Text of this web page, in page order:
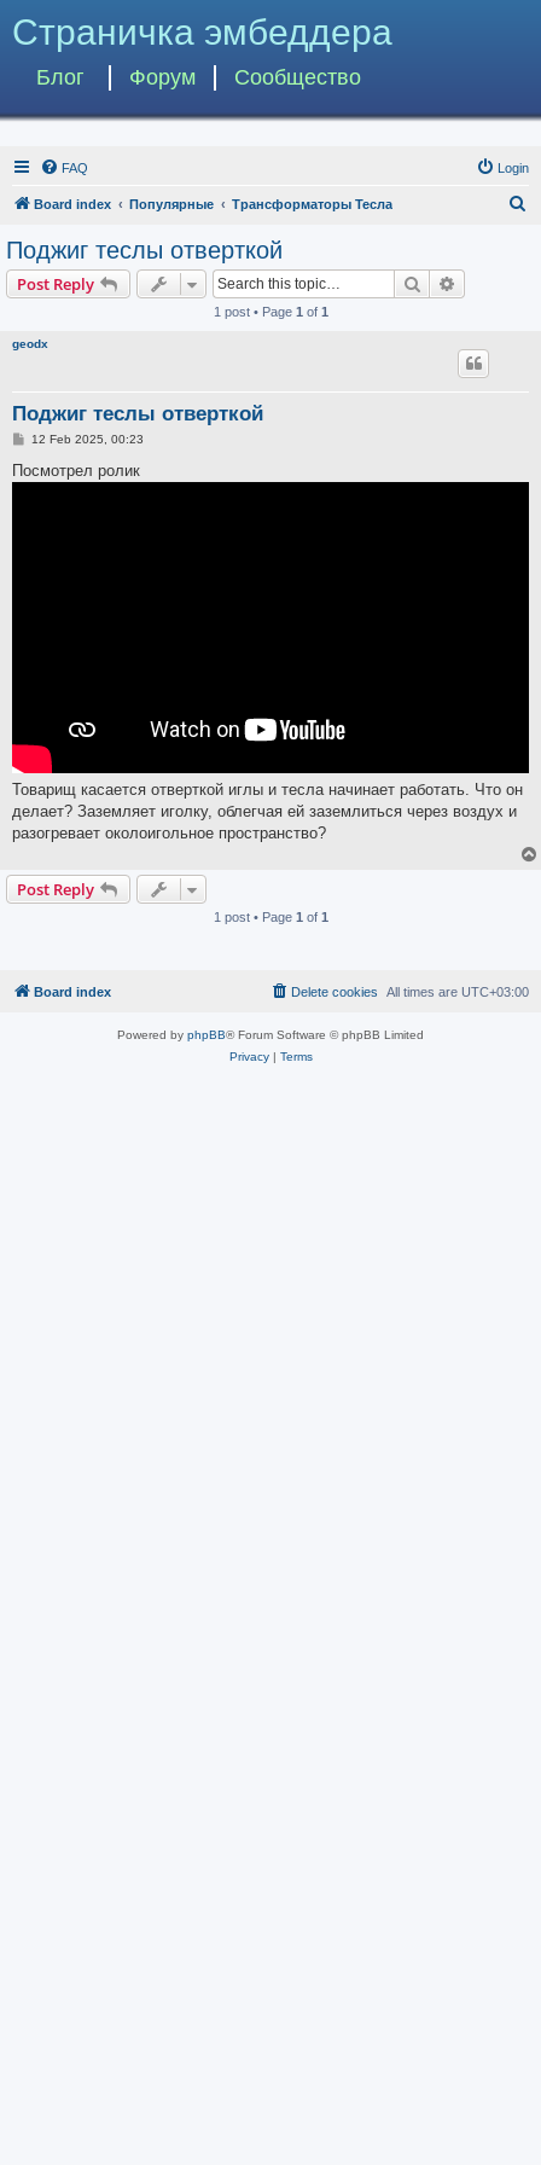
Страничка эмбеддера
Блог Форум Сообщество
FAQ Login
Board index Популярные Трансформаторы Тесла
Поджиг теслы отверткой
Post Reply Search
1 post • Page 1 of 1
geodx
Поджиг теслы отверткой
P
s
t
12 Feb 2025, 00:23
Посмотрел ролик
Товарищ касается отверткой иглы и тесла начинает работать. Что он
делает? Заземляет иголку, облегчая ей заземлиться через воздух и
разогревает околоигольное пространство?
Post Reply
1 post • Page 1 of 1
Board index All times are UTC+03:00
Delete cookies
Powered by phpBB® Forum Software © phpBB Limited
Privacy| Terms